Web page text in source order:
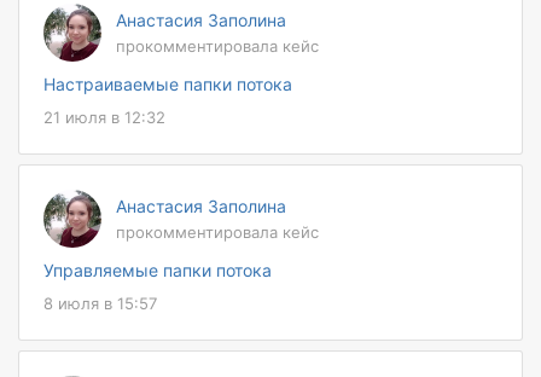
Анастасия Заполина
прокомментировала кейс
Настраиваемые папки потока
21 июля в 12:32
Анастасия Заполина
прокомментировала кейс
Управляемые папки потока
8 июля в 15:57